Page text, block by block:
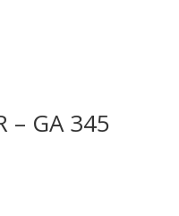
– GA 345